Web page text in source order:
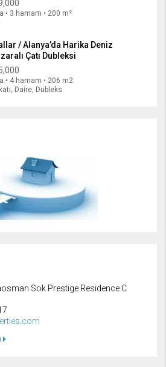
• 3 hamam • 200 m²
/ Alanya’da Harika Deniz
Çatı Dubleksi
• 4 hamam • 206 m2
Daire, Dubleks
Sok Prestige Residence C